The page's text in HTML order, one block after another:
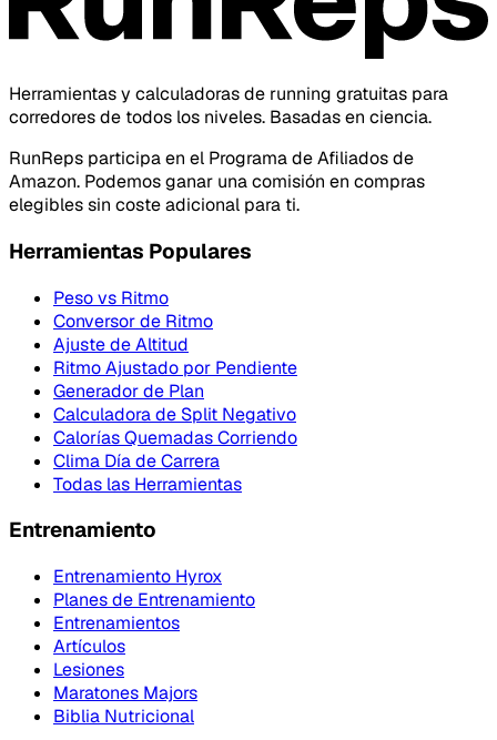
Herramientas y calculadoras de running gratuitas para
corredores de todos los niveles. Basadas en ciencia.
RunReps participa en el Programa de Afiliados de
Amazon. Podemos ganar una comisión en compras
elegibles sin coste adicional para ti.
Herramientas Populares
Peso vs Ritmo
Conversor de Ritmo
Ajuste de Altitud
Ritmo Ajustado por Pendiente
Generador de Plan
Calculadora de Split Negativo
Calorías Quemadas Corriendo
Clima Día de Carrera
Todas las Herramientas
Entrenamiento
Entrenamiento Hyrox
Planes de Entrenamiento
Entrenamientos
Artículos
Lesiones
Maratones Majors
Biblia Nutricional